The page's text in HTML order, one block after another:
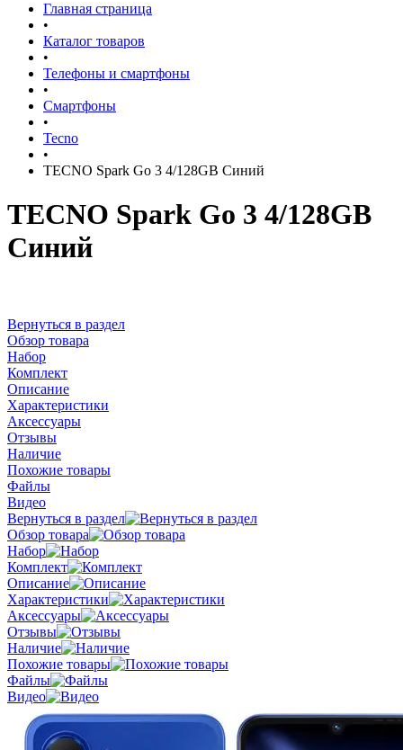
Главная страница
•
Каталог товаров
•
Телефоны и смартфоны
•
Смартфоны
•
Tecno
•
TECNO Spark Go 3 4/128GB Синий
TECNO Spark Go 3 4/128GB
Синий
Вернуться в раздел
Обзор товара
Набор
Комплект
Описание
Характеристики
Аксессуары
Отзывы
Наличие
Похожие товары
Файлы
Видео
Вернуться в раздел
Обзор товара
Набор
Комплект
Описание
Характеристики
Аксессуары
Отзывы
Наличие
Похожие товары
Файлы
Видео